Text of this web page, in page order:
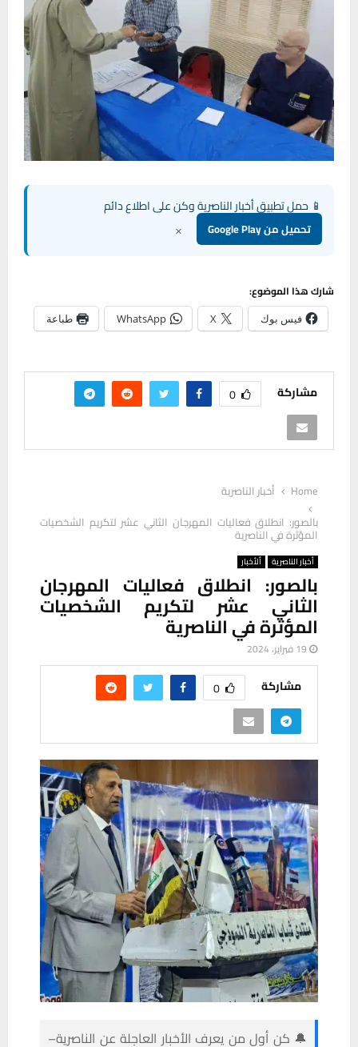
📱 حمل تطبيق أخبار الناصرية وكن على اطلاع دائم
تحميل من Google Play ×
شارك هذا الموضوع:
فيس بوك X
WhatsApp طباعة
مشاركة 0
Home
أخبار الناصرية
بالصور: انطلاق فعاليات المهرجان الثاني عشر لتكريم الشخصيات
المؤثرة في الناصرية
أخبار الناصرية ألأخبار
بالصور: انطلاق فعاليات المهرجان
الثاني عشر لتكريم الشخصيات
المؤثرة في الناصرية
19 فبراير، 2024
مشاركة 0
🔔 كن أول من يعرف الأخبار العاجلة عن الناصرية–